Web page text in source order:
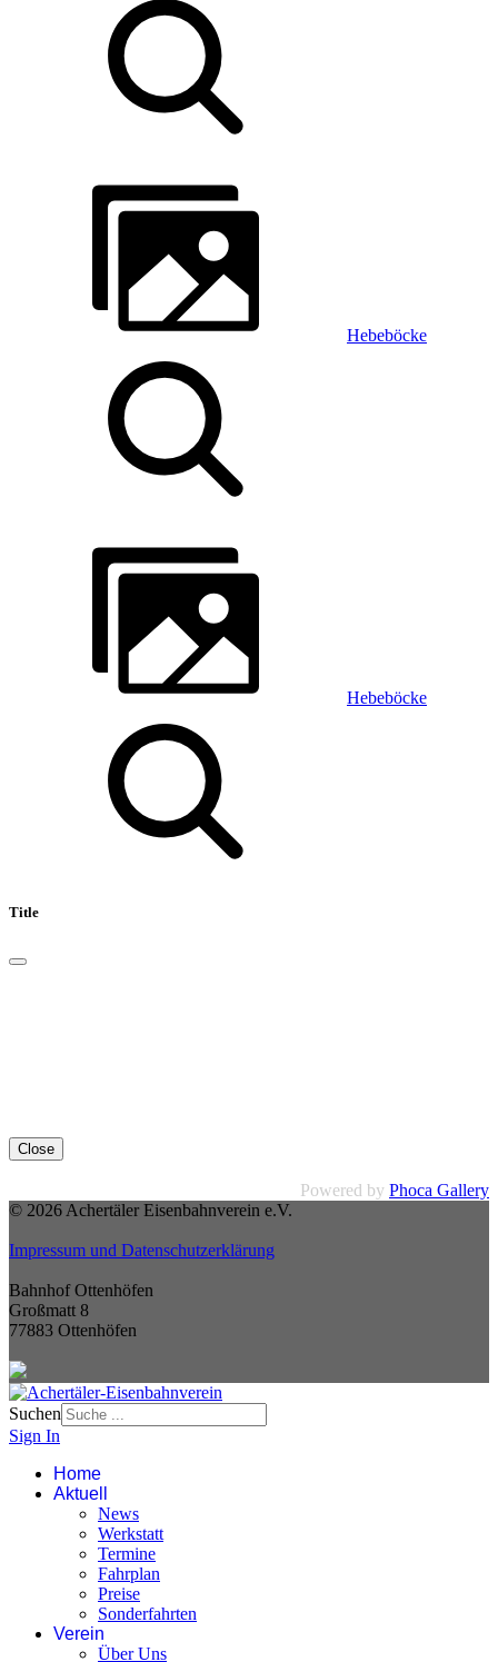
Hebeböcke
Hebeböcke
Title
Close
Powered by Phoca Gallery
© 2026 Achertäler Eisenbahnverein e.V.
Impressum und Datenschutzerklärung
Bahnhof Ottenhöfen
Großmatt 8
77883 Ottenhöfen
Suchen
Sign In
Home
Aktuell
News
Werkstatt
Termine
Fahrplan
Preise
Sonderfahrten
Verein
Über Uns